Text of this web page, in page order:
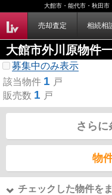
大館市・能代市・秋田市
売却査定 相続相
大館市外川原物件
募集中のみ表示
該当物件 1 戸
販売数 1 戸
さらに
物
チェックした物件を